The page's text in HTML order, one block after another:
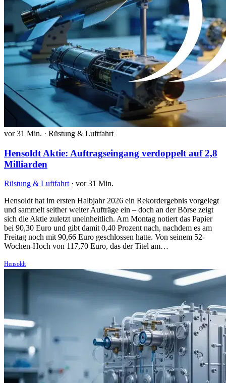
vor 31 Min. · Rüstung & Luftfahrt
Hensoldt Aktie: Auftragseingang verdoppelt auf 2,8
Milliarden
Rüstung & Luftfahrt · vor 31 Min.
Hensoldt hat im ersten Halbjahr 2026 ein Rekordergebnis vorgelegt
und sammelt seither weiter Aufträge ein – doch an der Börse zeigt
sich die Aktie zuletzt uneinheitlich. Am Montag notiert das Papier
bei 90,30 Euro und gibt damit 0,40 Prozent nach, nachdem es am
Freitag noch mit 90,66 Euro geschlossen hatte. Von seinem 52-
Wochen-Hoch von 117,70 Euro, das der Titel am…
Hensoldt